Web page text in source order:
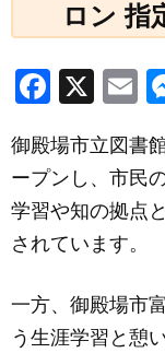
ロン 指
F
c
e
b
o
k
X
E
御殿場市立図書
ープンし、市民
学習や知の拠点
されています。
一方、御殿場市
う生涯学習と憩